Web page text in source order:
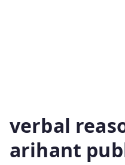
verbal
arihant